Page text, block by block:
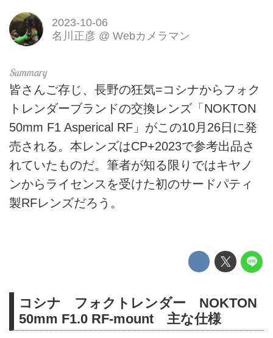
2023-10-06
名川正彦 @ Webカメラマン
皆さんご存じ、長野の狂気=コシナからフォク
トレンダーブランドの交換レンズ「NOKTON
50mm F1 Asperical RF」がこの10月26日に発
売される。本レンズはCP+2023で参考出品さ
れていたものだ。筆者が知る限りではキヤノ
ンからライセンスを受けた初のサードパティ
製RFレンズだろう。
コシナ フォクトレンダー NOKTON
50mm F1.0 RF-mount 主な仕様